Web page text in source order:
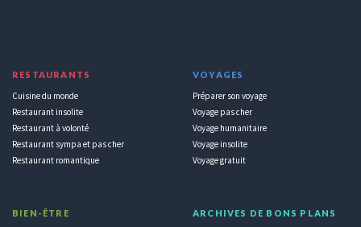
RESTAURANTS
Cuisine du monde
Restaurant insolite
Restaurant à volonté
Restaurant sympa et pas cher
Restaurant romantique
BIEN-ÊTRE
VOYAGES
Préparer son voyage
Voyage pas cher
Voyage humanitaire
Voyage insolite
Voyage gratuit
ARCHIVES DE BONS PLANS